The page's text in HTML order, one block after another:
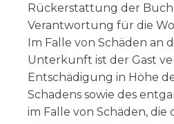
Rückerstattung der
Verantwortung für die
Im Falle von Schäden an
Unterkunft ist der Gast
Entschädigung in Höhe
Schadens sowie des
im Falle von Schäden,